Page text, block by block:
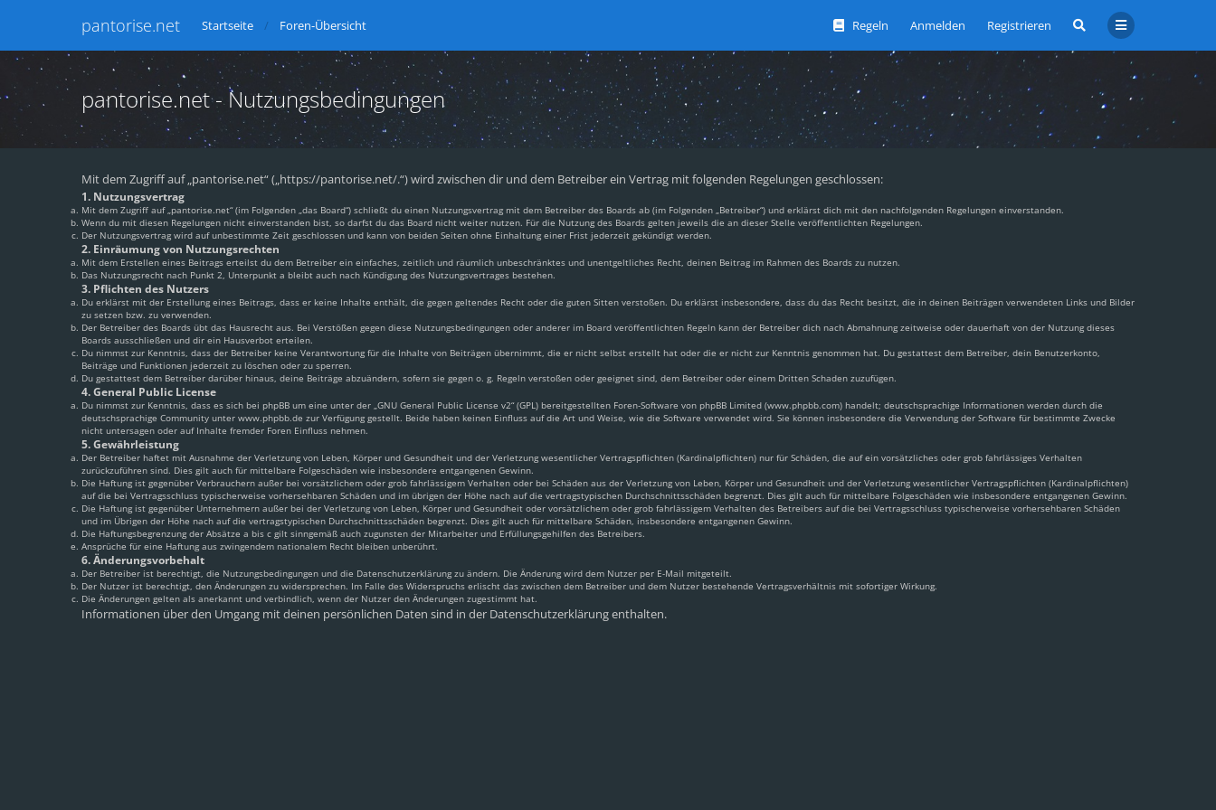
pantorise.net Regeln Anmelden Registrieren
Startseite Foren-Übersicht
pantorise.net - Nutzungsbedingungen
Mit dem Zugriff auf „pantorise.net“ („https://pantorise.net/.“) wird zwischen dir und dem Betreiber ein Vertrag mit folgenden Regelungen geschlossen:
1. Nutzungsvertrag
Mit dem Zugriff auf „pantorise.net“ (im Folgenden „das Board“) schließt du einen Nutzungsvertrag mit dem Betreiber des Boards ab (im Folgenden „Betreiber“) und erklärst dich mit den nachfolgenden Regelungen einverstanden.
Wenn du mit diesen Regelungen nicht einverstanden bist, so darfst du das Board nicht weiter nutzen. Für die Nutzung des Boards gelten jeweils die an dieser Stelle veröffentlichten Regelungen.
Der Nutzungsvertrag wird auf unbestimmte Zeit geschlossen und kann von beiden Seiten ohne Einhaltung einer Frist jederzeit gekündigt werden.
2. Einräumung von Nutzungsrechten
Mit dem Erstellen eines Beitrags erteilst du dem Betreiber ein einfaches, zeitlich und räumlich unbeschränktes und unentgeltliches Recht, deinen Beitrag im Rahmen des Boards zu nutzen.
Das Nutzungsrecht nach Punkt 2, Unterpunkt a bleibt auch nach Kündigung des Nutzungsvertrages bestehen.
3. Pflichten des Nutzers
Du erklärst mit der Erstellung eines Beitrags, dass er keine Inhalte enthält, die gegen geltendes Recht oder die guten Sitten verstoßen. Du erklärst insbesondere, dass du das Recht besitzt, die in deinen Beiträgen verwendeten Links und Bilder
zu setzen bzw. zu verwenden.
Der Betreiber des Boards übt das Hausrecht aus. Bei Verstößen gegen diese Nutzungsbedingungen oder anderer im Board veröffentlichten Regeln kann der Betreiber dich nach Abmahnung zeitweise oder dauerhaft von der Nutzung dieses
Boards ausschließen und dir ein Hausverbot erteilen.
Du nimmst zur Kenntnis, dass der Betreiber keine Verantwortung für die Inhalte von Beiträgen übernimmt, die er nicht selbst erstellt hat oder die er nicht zur Kenntnis genommen hat. Du gestattest dem Betreiber, dein Benutzerkonto,
Beiträge und Funktionen jederzeit zu löschen oder zu sperren.
Du gestattest dem Betreiber darüber hinaus, deine Beiträge abzuändern, sofern sie gegen o. g. Regeln verstoßen oder geeignet sind, dem Betreiber oder einem Dritten Schaden zuzufügen.
4. General Public License
Du nimmst zur Kenntnis, dass es sich bei phpBB um eine unter der „GNU General Public License v2“ (GPL) bereitgestellten Foren-Software von phpBB Limited (www.phpbb.com) handelt; deutschsprachige Informationen werden durch die
deutschsprachige Community unter www.phpbb.de zur Verfügung gestellt. Beide haben keinen Einfluss auf die Art und Weise, wie die Software verwendet wird. Sie können insbesondere die Verwendung der Software für bestimmte Zwecke
nicht untersagen oder auf Inhalte fremder Foren Einfluss nehmen.
5. Gewährleistung
Der Betreiber haftet mit Ausnahme der Verletzung von Leben, Körper und Gesundheit und der Verletzung wesentlicher Vertragspflichten (Kardinalpflichten) nur für Schäden, die auf ein vorsätzliches oder grob fahrlässiges Verhalten
zurückzuführen sind. Dies gilt auch für mittelbare Folgeschäden wie insbesondere entgangenen Gewinn.
Die Haftung ist gegenüber Verbrauchern außer bei vorsätzlichem oder grob fahrlässigem Verhalten oder bei Schäden aus der Verletzung von Leben, Körper und Gesundheit und der Verletzung wesentlicher Vertragspflichten (Kardinalpflichten)
auf die bei Vertragsschluss typischerweise vorhersehbaren Schäden und im übrigen der Höhe nach auf die vertragstypischen Durchschnittsschäden begrenzt. Dies gilt auch für mittelbare Folgeschäden wie insbesondere entgangenen Gewinn.
Die Haftung ist gegenüber Unternehmern außer bei der Verletzung von Leben, Körper und Gesundheit oder vorsätzlichem oder grob fahrlässigem Verhalten des Betreibers auf die bei Vertragsschluss typischerweise vorhersehbaren Schäden
und im Übrigen der Höhe nach auf die vertragstypischen Durchschnittsschäden begrenzt. Dies gilt auch für mittelbare Schäden, insbesondere entgangenen Gewinn.
Die Haftungsbegrenzung der Absätze a bis c gilt sinngemäß auch zugunsten der Mitarbeiter und Erfüllungsgehilfen des Betreibers.
Ansprüche für eine Haftung aus zwingendem nationalem Recht bleiben unberührt.
6. Änderungsvorbehalt
Der Betreiber ist berechtigt, die Nutzungsbedingungen und die Datenschutzerklärung zu ändern. Die Änderung wird dem Nutzer per E-Mail mitgeteilt.
Der Nutzer ist berechtigt, den Änderungen zu widersprechen. Im Falle des Widerspruchs erlischt das zwischen dem Betreiber und dem Nutzer bestehende Vertragsverhältnis mit sofortiger Wirkung.
Die Änderungen gelten als anerkannt und verbindlich, wenn der Nutzer den Änderungen zugestimmt hat.
Informationen über den Umgang mit deinen persönlichen Daten sind in der Datenschutzerklärung enthalten.